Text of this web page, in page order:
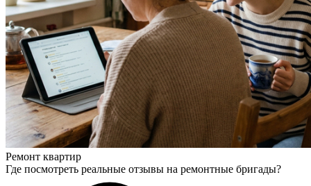
Ремонт квартир
Где посмотреть реальные отзывы на ремонтные бригады?